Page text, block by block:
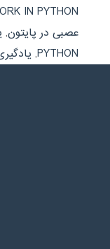
IN PYTHON
عصبی در پایتون,
PYTHON
,